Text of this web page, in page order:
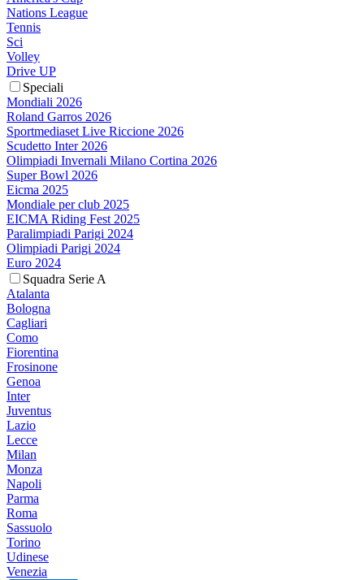
Nations League
Tennis
Sci
Volley
Drive UP
Speciali
Mondiali 2026
Roland Garros 2026
Sportmediaset Live Riccione 2026
Scudetto Inter 2026
Olimpiadi Invernali Milano Cortina 2026
Super Bowl 2026
Eicma 2025
Mondiale per club 2025
EICMA Riding Fest 2025
Paralimpiadi Parigi 2024
Olimpiadi Parigi 2024
Euro 2024
Squadra Serie A
Atalanta
Bologna
Cagliari
Como
Fiorentina
Frosinone
Genoa
Inter
Juventus
Lazio
Lecce
Milan
Monza
Napoli
Parma
Roma
Sassuolo
Torino
Udinese
Venezia